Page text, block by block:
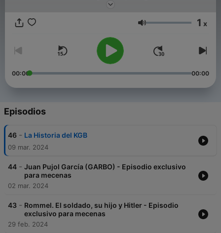
personas, independientemente de su origen étnico, género,
nuestro canal es divulgar el conocimiento a través de audios
justificar ningún tipo de prejuicio o intolerancia. Esperamos que
nuestros seguidores compartan nuestros valores y principios
https://youtube.com/@EsDocuMental
Volumen 1 x
00:00 00:00
Episodios
46 - La Historia del KGB
09 mar. 2024
44 - Juan Pujol García (GARBO) - Episodio exclusivo
para mecenas
02 mar. 2024
43 - Rommel. El soldado, su hijo y Hitler - Episodio
exclusivo para mecenas
29 feb. 2024